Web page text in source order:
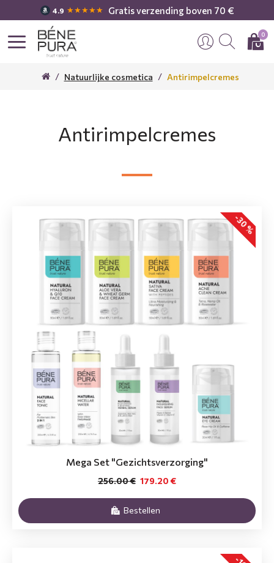
4.9 ★★★★★ Gratis verzending boven 70 €
0
Natuurlijke cosmetica Antirimpelcremes
Antirimpelcremes
-30 %
Mega Set "Gezichtsverzorging"
179.20 €
256.00 €
Bestellen